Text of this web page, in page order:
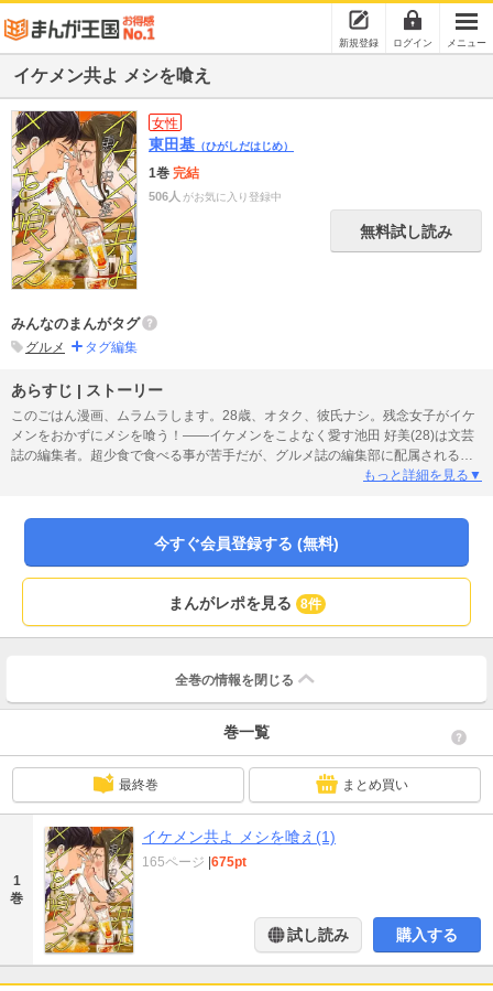
新規登録 ログイン メニュー
イケメン共よ メシを喰え
女性
東田基 （ひがしだはじめ）
1巻 完結
506人 がお気に入り登録中
無料試し読み
みんなのまんがタグ
グルメ タグ編集
あらすじ | ストーリー
このごはん漫画、ムラムラします。28歳、オタク、彼氏ナシ。残念女子がイケ
メンをおかずにメシを喰う！――イケメンをこよなく愛す池田 好美(28)は文芸
誌の編集者。超少食で食べる事が苦手だが、グルメ誌の編集部に配属される事
に！苦悩する好美の前に、美形の新人社員・細見が現れる。彼が食事をする姿
求する事を誓う…！！
もっと詳細を見る▼
今すぐ会員登録する (無料)
まんがレポを見る 8件
全巻の情報を 閉じる
巻一覧
最終巻 まとめ買い
1
巻
イケメン共よ メシを喰え(1)
165ページ 675pt
試し読み 購入する